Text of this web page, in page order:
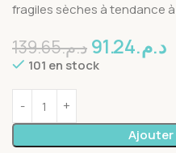
fragiles sèches à tendance
د.م.139.65 د.م.91.24
101 en stock
Ajouter